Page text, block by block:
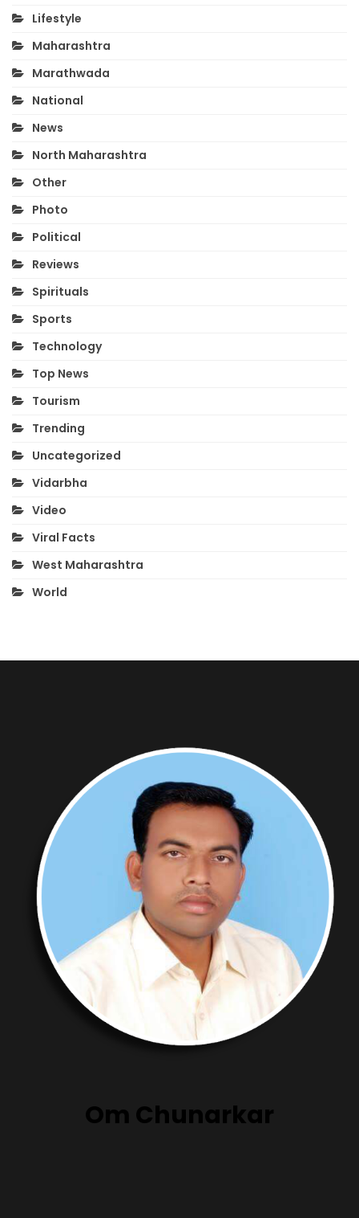
Lifestyle
Maharashtra
Marathwada
National
News
North Maharashtra
Other
Photo
Political
Reviews
Spirituals
Sports
Technology
Top News
Tourism
Trending
Uncategorized
Vidarbha
Video
Viral Facts
West Maharashtra
World
Om Chunarkar